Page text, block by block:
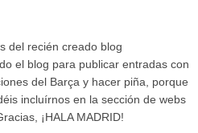
del recién creado blog
el blog para publicar entradas con
del Barça y hacer piña, porque
incluírnos en la sección de webs
¡HALA MADRID!